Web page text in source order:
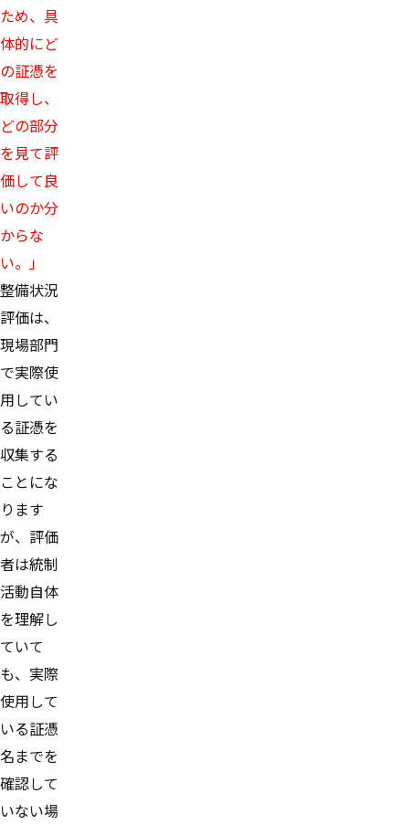
ため、具
体的にど
の証憑を
取得し、
どの部分
を見て評
価して良
いのか分
からな
い。」
整備状況
評価は、
現場部門
で実際使
用してい
る証憑を
収集する
ことにな
ります
が、評価
者は統制
活動自体
を理解し
ていて
も、実際
使用して
いる証憑
名までを
確認して
いない場